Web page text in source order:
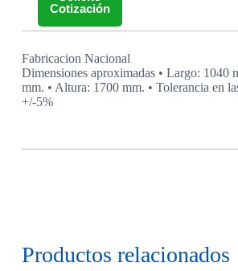
Cotización
Fabricacion Nacional
Dimensiones aproximadas • Largo: 1040
mm. • Altura: 1700 mm. • Tolerancia en
+/-5%
Productos relacionados